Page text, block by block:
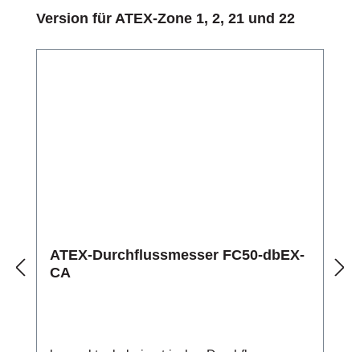
Produktgalerie überspringen
Version für ATEX-Zone 1, 2, 21 und 22
ATEX-Durchflussmesser FC50-dbEX-
CA